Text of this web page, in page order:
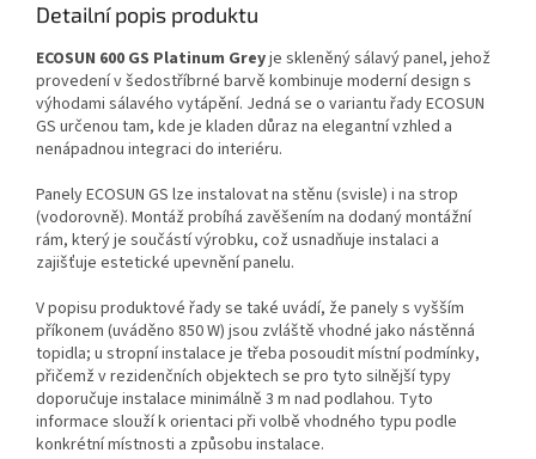
Detailní popis produktu
ECOSUN 600 GS Platinum Greyje skleněný sálavý panel, jehož
provedení v šedostříbrné barvě kombinuje moderní design s
výhodami sálavého vytápění. Jedná se o variantu řady ECOSUN
GS určenou tam, kde je kladen důraz na elegantní vzhled a
nenápadnou integraci do interiéru.
Panely ECOSUN GS lze instalovat na stěnu (svisle) i na strop
(vodorovně). Montáž probíhá zavěšením na dodaný montážní
rám, který je součástí výrobku, což usnadňuje instalaci a
zajišťuje estetické upevnění panelu.
V popisu produktové řady se také uvádí, že panely s vyšším
příkonem (uváděno 850 W) jsou zvláště vhodné jako nástěnná
topidla; u stropní instalace je třeba posoudit místní podmínky,
přičemž v rezidenčních objektech se pro tyto silnější typy
doporučuje instalace minimálně 3 m nad podlahou. Tyto
informace slouží k orientaci při volbě vhodného typu podle
konkrétní místnosti a způsobu instalace.